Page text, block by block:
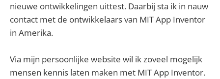
nieuwe ontwikkelingen uittest. Daarbij sta ik in nauw
contact met de ontwikkelaars van MIT App Inventor
in Amerika.
Via mijn persoonlijke website wil ik zoveel mogelijk
mensen kennis laten maken met MIT App Inventor.